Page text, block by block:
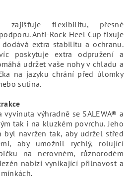
zajišťuje flexibilitu, přesné
Anti-Rock Heel Cup fixuje
extra stabilitu a ochranu.
poskytuje extra odpružení a
udržet vaše nohy v chladu a
na jazyku chrání před úlomky
sutina.
vyvinuta výhradně se SALEWA® a
tak i na kluzkém povrchu. Jeho
byl navržen tak, aby udržel střed
aby umožnil rychlý, rolující
na nerovném, různorodém
nabízí vynikající přilnavost a